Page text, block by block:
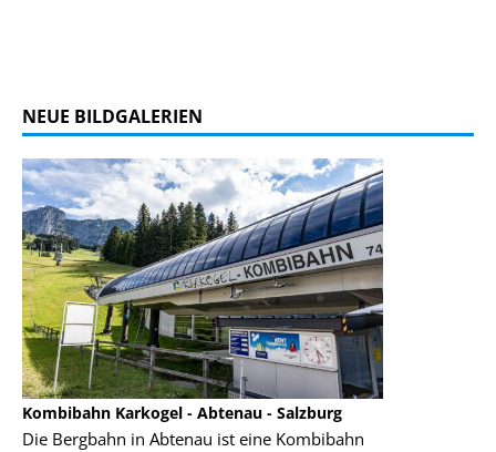
NEUE BILDGALERIEN
Kombibahn Karkogel - Abtenau - Salzburg
Die Bergbahn in Abtenau ist eine Kombibahn